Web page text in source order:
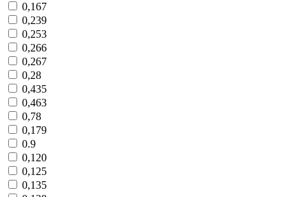
0,167
0,239
0,253
0,266
0,267
0,28
0,435
0,463
0,78
0,179
0.9
0,120
0,125
0,135